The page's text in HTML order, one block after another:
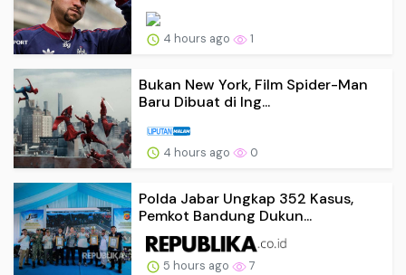
4 hours ago 1
Bukan New York, Film Spider-Man
Baru Dibuat di Ing...
4 hours ago 0
Polda Jabar Ungkap 352 Kasus,
Pemkot Bandung Dukun...
5 hours ago 7